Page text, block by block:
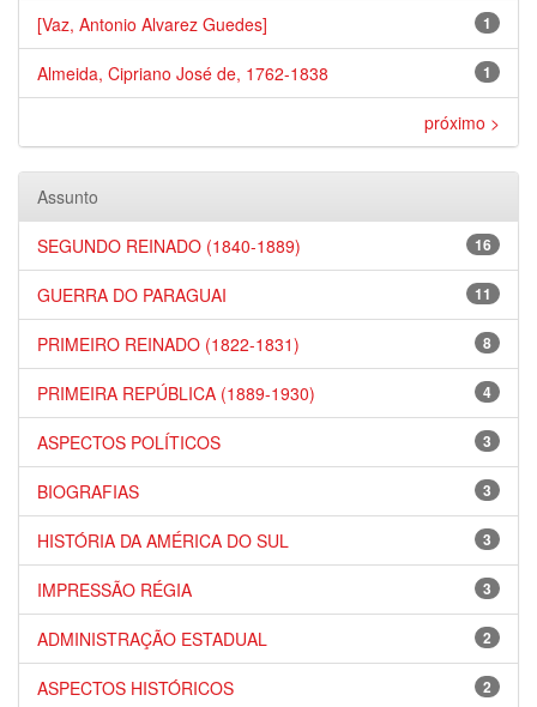
1
[Vaz, Antonio Alvarez Guedes]
1
Almeida, Cipriano José de, 1762-1838
próximo >
Assunto
16
SEGUNDO REINADO (1840-1889)
11
GUERRA DO PARAGUAI
8
PRIMEIRO REINADO (1822-1831)
4
PRIMEIRA REPÚBLICA (1889-1930)
3
ASPECTOS POLÍTICOS
3
BIOGRAFIAS
3
HISTÓRIA DA AMÉRICA DO SUL
3
IMPRESSÃO RÉGIA
2
ADMINISTRAÇÃO ESTADUAL
2
ASPECTOS HISTÓRICOS